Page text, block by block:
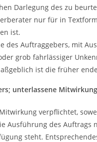
Darlegung des zu
nur für in
ist.
des Auftraggebers, mit
grob fahrlässiger
ist die früher
unterlassene
verpflichtet,
Ausführung des Auftrags
steht.